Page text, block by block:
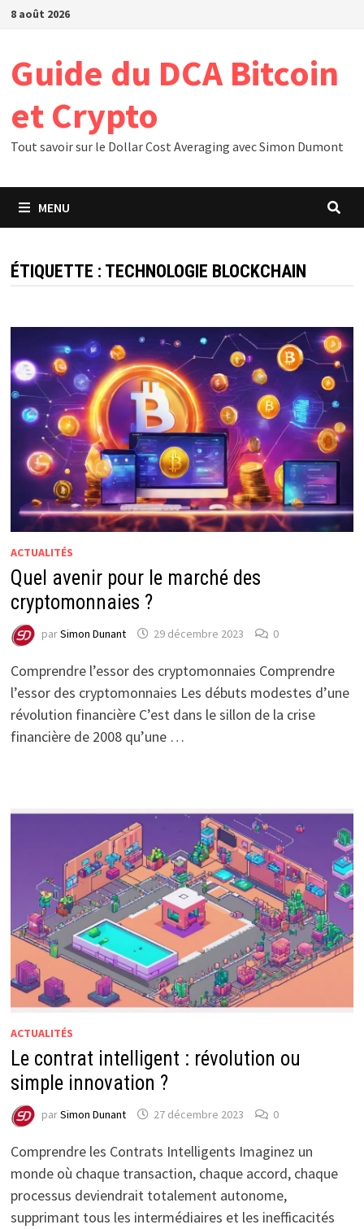
Passer
8 août 2026
Guide du DCA Bitcoin
et Crypto
Tout savoir sur le Dollar Cost Averaging avec Simon Dumont
MENU
ÉTIQUETTE : TECHNOLOGIE BLOCKCHAIN
ACTUALITÉS
Quel avenir pour le marché des
cryptomonnaies ?
parSimon Dunant 29 décembre 2023 0
Comprendre l’essor des cryptomonnaies Comprendre
l’essor des cryptomonnaies Les débuts modestes d’une
révolution financière C’est dans le sillon de la crise
financière de 2008 qu’une …
ACTUALITÉS
Le contrat intelligent : révolution ou
simple innovation ?
parSimon Dunant 27 décembre 2023 0
Comprendre les Contrats Intelligents Imaginez un
monde où chaque transaction, chaque accord, chaque
processus deviendrait totalement autonome,
supprimant tous les intermédiaires et les inefficacités